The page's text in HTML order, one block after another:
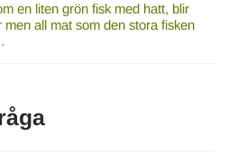
en liten grön fisk med hatt, blir
all mat som den stora fisken